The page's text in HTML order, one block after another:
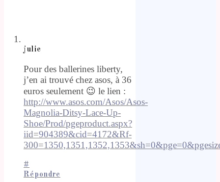
julie
Pour des ballerines liberty,
j’en ai trouvé chez asos, à 36
euros seulement 😉 le lien :
http://www.asos.com/Asos/Asos-
Magnolia-Ditsy-Lace-Up-
Shoe/Prod/pgeproduct.aspx?
iid=904389&cid=4172&Rf-
#
Répondre